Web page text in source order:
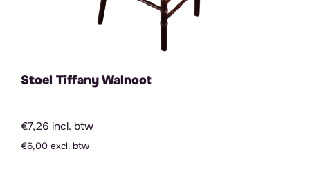
Stoel Tiffany Walnoot
€7,26 incl. btw
€6,00 excl. btw